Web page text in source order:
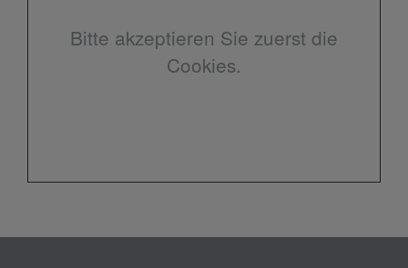
Bitte akzeptieren Sie zuerst die
Cookies.